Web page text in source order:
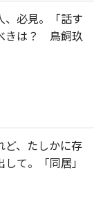
、必見。「話す
きは？ 鳥飼玖
ど、たしかに存
て。「同居」